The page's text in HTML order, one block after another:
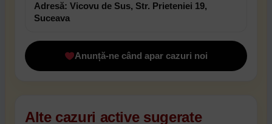
Adresă: Vicovu de Sus, Str. Prieteniei 19,
Suceava
Anunță-ne când apar cazuri noi
Alte cazuri active sugerate